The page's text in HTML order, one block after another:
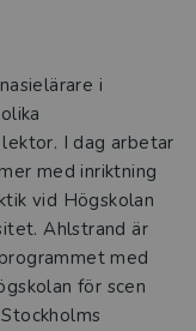
i
I dag arbetar
med inriktning
vid Högskolan
Ahlstrand är
med
för scen